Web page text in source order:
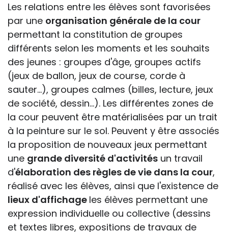
Les relations entre les élèves sont favorisées
par une organisation générale de la cour
permettant la constitution de groupes
différents selon les moments et les souhaits
des jeunes : groupes d'âge, groupes actifs
(jeux de ballon, jeux de course, corde à
sauter...), groupes calmes (billes, lecture, jeux
de société, dessin...). Les différentes zones de
la cour peuvent être matérialisées par un trait
à la peinture sur le sol. Peuvent y être associés
la proposition de nouveaux jeux permettant
une grande diversité d'activités un travail
d'élaboration des règles de vie dans la cour,
réalisé avec les élèves, ainsi que l'existence de
lieux d'affichage les élèves permettant une
expression individuelle ou collective (dessins
et textes libres, expositions de travaux de